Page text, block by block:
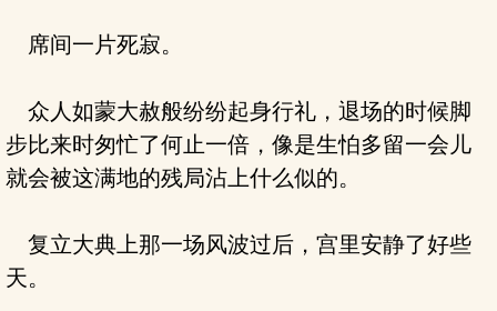
席间一片死寂。
众人如蒙大赦般纷纷起身行礼，退场的时候脚
步比来时匆忙了何止一倍，像是生怕多留一会儿
就会被这满地的残局沾上什么似的。
复立大典上那一场风波过后，宫里安静了好些
天。